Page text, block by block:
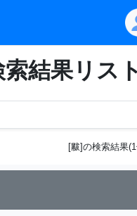
結果リスト
[黻]の検索結果